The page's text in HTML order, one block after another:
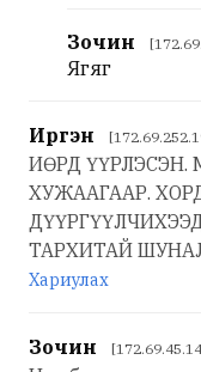
Зочин
Ягяг
Иргэн
ИӨРД ҮҮРЛЭСЭН.
ХУЖААГААР.
ТАРХИТАЙ
Хариулах
Зочин